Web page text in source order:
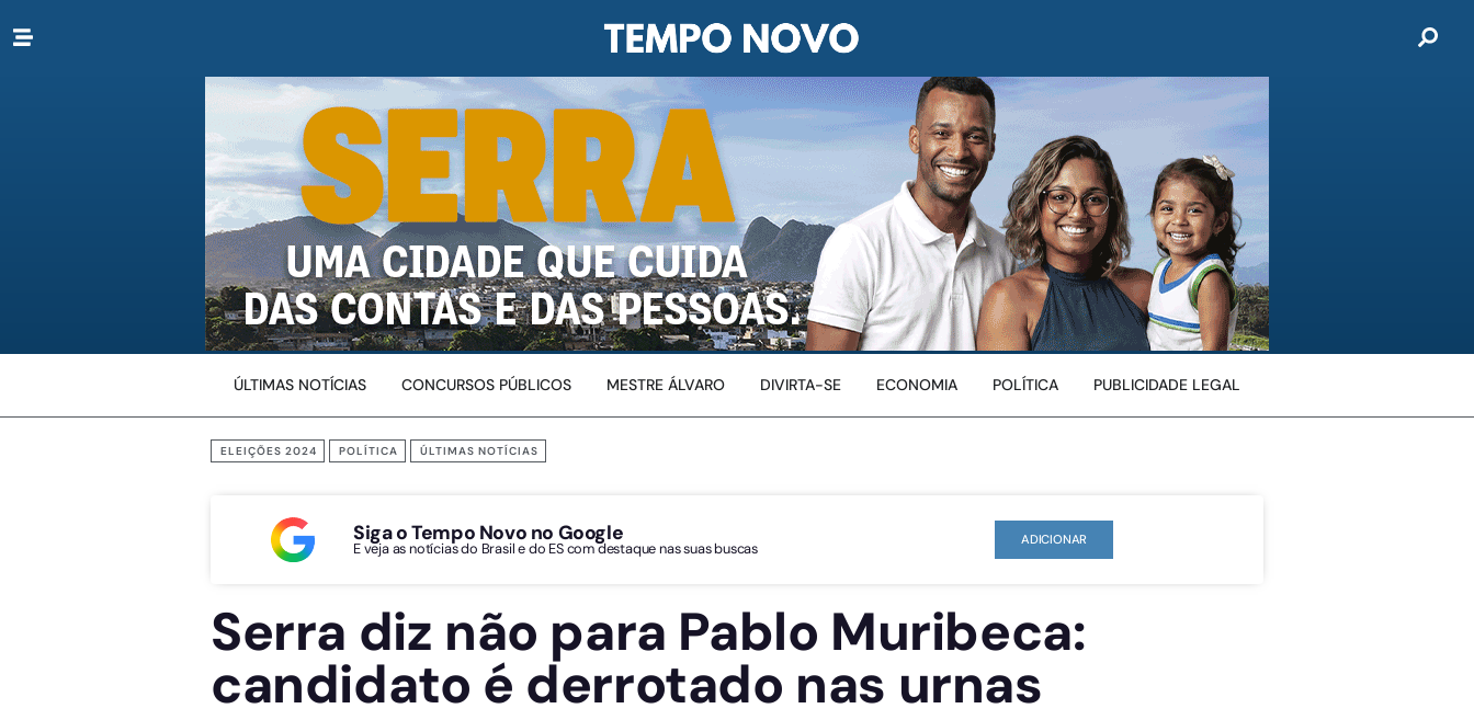
ÚLTIMAS NOTÍCIAS CONCURSOS PÚBLICOS MESTRE ÁLVARO DIVIRTA-SE ECONOMIA POLÍTICA PUBLICIDADE LEGAL
ELEIÇÕES 2024 POLÍTICA ÚLTIMAS NOTÍCIAS
Siga o Tempo Novo no Google
E veja as notícias do Brasil e do ES com destaque nas suas buscas ADICIONAR
Serra diz não para Pablo Muribeca:
candidato é derrotado nas urnas